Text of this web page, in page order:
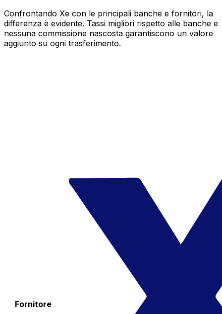
Confrontando Xe con le principali banche e fornitori, la
differenza è evidente. Tassi migliori rispetto alle banche e
nessuna commissione nascosta garantiscono un valore
aggiunto su ogni trasferimento.
Fornitore